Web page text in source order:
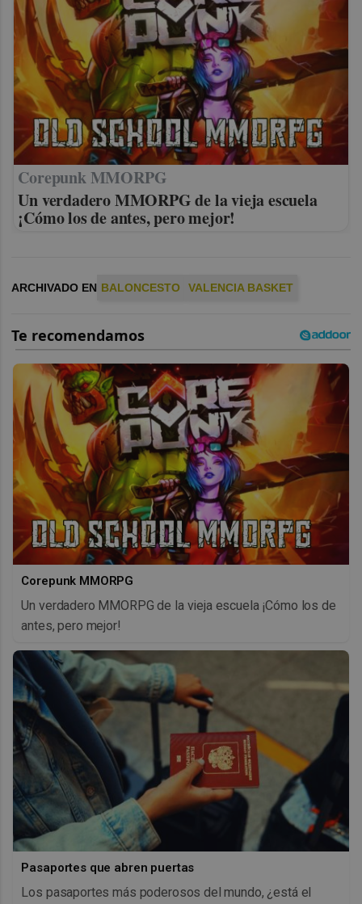
Corepunk MMORPG
Un verdadero MMORPG de la vieja escuela
¡Cómo los de antes, pero mejor!
ARCHIVADO EN BALONCESTO VALENCIA BASKET
Corepunk MMORPG
Un verdadero MMORPG de la vieja escuela ¡Cómo los de
antes, pero mejor!
Pasaportes que abren puertas
Los pasaportes más poderosos del mundo, ¿está el